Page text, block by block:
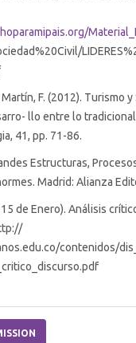
F. (2012). Turismo
llo entre lo
41, pp. 71-86.
Estructuras,
Madrid: Alianza
de Enero). Análisis
contenidos/